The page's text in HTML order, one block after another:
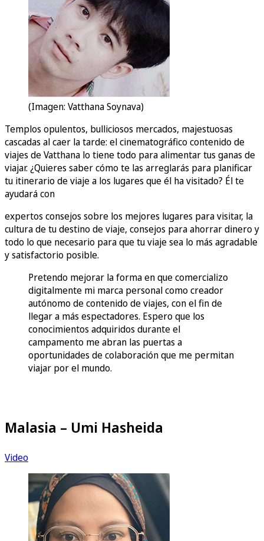
(Imagen: Vatthana Soynava)
Templos opulentos, bulliciosos mercados, majestuosas
cascadas al caer la tarde: el cinematográfico contenido de
viajes de Vatthana lo tiene todo para alimentar tus ganas de
viajar. ¿Quieres saber cómo te las arreglarás para planificar
tu itinerario de viaje a los lugares que él ha visitado? Él te
ayudará con
expertos consejos sobre los mejores lugares para visitar, la
cultura de tu destino de viaje, consejos para ahorrar dinero y
todo lo que necesario para que tu viaje sea lo más agradable
y satisfactorio posible.
Pretendo mejorar la forma en que comercializo
digitalmente mi marca personal como creador
autónomo de contenido de viajes, con el fin de
llegar a más espectadores. Espero que los
conocimientos adquiridos durante el
campamento me abran las puertas a
oportunidades de colaboración que me permitan
viajar por el mundo.
Malasia – Umi Hasheida
Video